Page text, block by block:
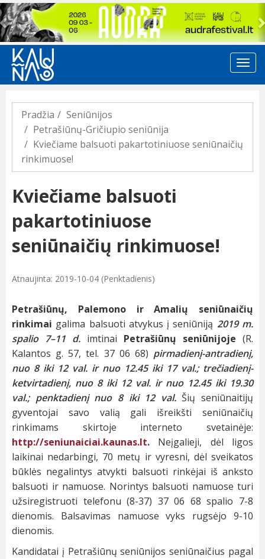
Previous
Pradžia
Seniūnijos
Petrašiūnų-Gričiupio seniūnija
Kviečiame balsuoti pakartotiniuose seniūnaičių
rinkimuose!
Kviečiame balsuoti
pakartotiniuose
seniūnaičių rinkimuose!
Atnaujinta: 2019-10-04 (Penktadienis)
Petrašiūnų, Palemono ir Amalių seniūnaičių
rinkimai galima balsuoti atvykus į seniūniją 2019 m.
spalio 7–11 d. imtinai Petrašiūnų seniūnijoje (R.
Kalantos g. 57, tel. 37 06 68) pirmadienį-antradienį,
nuo 8 iki 12 val. ir nuo 12.45 iki 17 val.; trečiadienį-
ketvirtadienį, nuo 8 iki 12 val. ir nuo 12.45 iki 19.30
val.; penktadienį nuo 8 iki 12 val.Šių seniūnaitijų
gyventojai savo valią gali išreikšti seniūnaičių
rinkimams skirtoje interneto svetainėje:
http://seniunaiciai.kaunas.lt. Neįgalieji, dėl ligos
laikinai nedarbingi, 70 metų ir vyresni, dėl sveikatos
būklės negalintys atvykti balsuoti rinkėjai iš anksto
balsuoti ir namuose. Norintys balsuoti namuose turi
užsiregistruoti telefonu (8-37) 37 06 68 spalio 7-8
dienomis. Balsavimas namuose vyks rugsėjo 9-10
dienomis.
Kandidatai į Petrašiūnų seniūnijos seniūnaičius pagal